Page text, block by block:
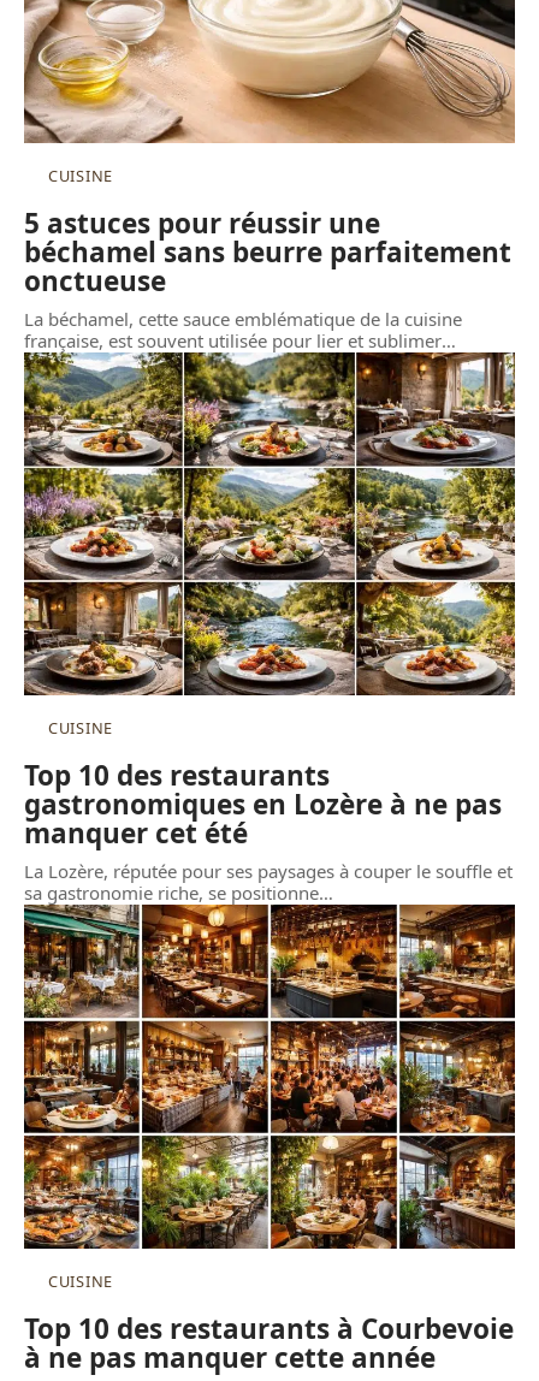
CUISINE
5 astuces pour réussir une
béchamel sans beurre parfaitement
onctueuse
La béchamel, cette sauce emblématique de la cuisine
française, est souvent utilisée pour lier et sublimer…
CUISINE
Top 10 des restaurants
gastronomiques en Lozère à ne pas
manquer cet été
La Lozère, réputée pour ses paysages à couper le souffle et
sa gastronomie riche, se positionne…
CUISINE
Top 10 des restaurants à Courbevoie
à ne pas manquer cette année